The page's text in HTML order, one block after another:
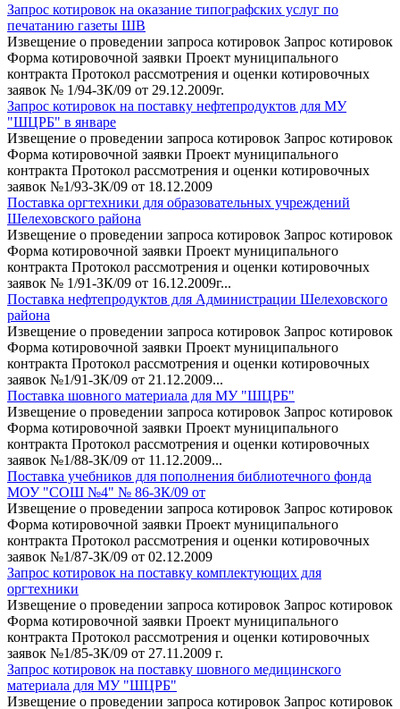
Запрос котировок на оказание типографских услуг по
печатанию газеты ШВ
Извещение о проведении запроса котировок Запрос котировок
Форма котировочной заявки Проект муниципального
контракта Протокол рассмотрения и оценки котировочных
заявок № 1/94-ЗК/09 от 29.12.2009г.
Запрос котировок на поставку нефтепродуктов для МУ
"ШЦРБ" в январе
Извещение о проведении запроса котировок Запрос котировок
Форма котировочной заявки Проект муниципального
контракта Протокол рассмотрения и оценки котировочных
заявок №1/93-ЗК/09 от 18.12.2009
Поставка оргтехники для образовательных учреждений
Шелеховского района
Извещение о проведении запроса котировок Запрос котировок
Форма котировочной заявки Проект муниципального
контракта Протокол рассмотрения и оценки котировочных
заявок № 1/91-ЗК/09 от 16.12.2009г...
Поставка нефтепродуктов для Администрации Шелеховского
района
Извещение о проведении запроса котировок Запрос котировок
Форма котировочной заявки Проект муниципального
контракта Протокол рассмотрения и оценки котировочных
заявок №1/91-ЗК/09 от 21.12.2009...
Поставка шовного материала для МУ "ШЦРБ"
Извещение о проведении запроса котировок Запрос котировок
Форма котировочной заявки Проект муниципального
контракта Протокол рассмотрения и оценки котировочных
заявок №1/88-ЗК/09 от 11.12.2009...
Поставка учебников для пополнения библиотечного фонда
МОУ "СОШ №4" № 86-ЗК/09 от
Извещение о проведении запроса котировок Запрос котировок
Форма котировочной заявки Проект муниципального
контракта Протокол рассмотрения и оценки котировочных
заявок №1/87-ЗК/09 от 02.12.2009
Запрос котировок на поставку комплектующих для
оргтехники
Извещение о проведении запроса котировок Запрос котировок
Форма котировочной заявки Проект муниципального
контракта Протокол рассмотрения и оценки котировочных
заявок №1/85-ЗК/09 от 27.11.2009 г.
Запрос котировок на поставку шовного медицинского
материала для МУ "ШЦРБ"
Извещение о проведении запроса котировок Запрос котировок